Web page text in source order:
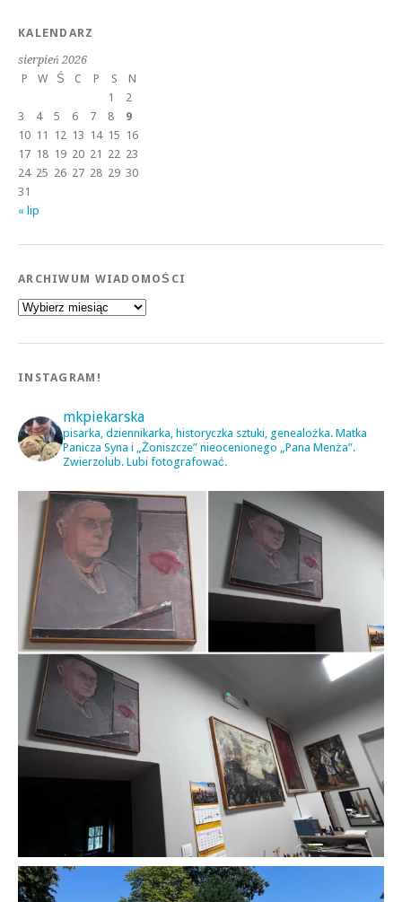
KALENDARZ
sierpień 2026
P
W Ś C P S
N
1
2
3
4 5 6 7 8
9
10 11 12 13 14 15 16
17 18 19 20 21 22 23
24 25 26 27 28 29 30
31
« lip
ARCHIWUM WIADOMOŚCI
Archiwum
wiadomości
INSTAGRAM!
mkpiekarska
pisarka, dziennikarka, historyczka sztuki, genealożka. Matka
Panicza Syna i „Żoniszcze” nieocenionego „Pana Menża”.
Zwierzolub. Lubi fotografować.